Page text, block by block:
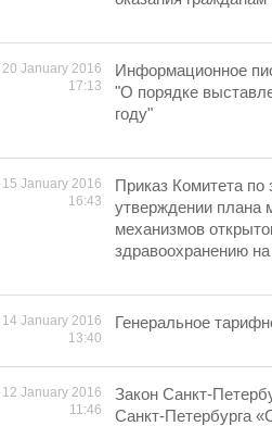
20 January 2016
17:13
Информационное
"О порядке
году"
15 January 2016
16:43
Приказ Комитета
утверждении плана
механизмов
здравоохранению на
14 January 2016
13:40
Генеральное
12 January 2016
11:46
Закон Санкт-
Санкт-Петербурга